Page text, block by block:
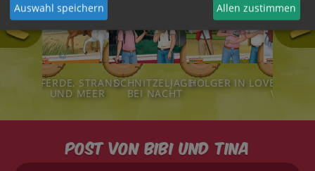
111 124
PFERDE, STRAND
UND MEER
123
SCHNITZELJAGD
BEI NACHT
122
HOLGER IN LOVE
Post von Bibi und Tina
Ihre
Auswahl speichern Allen zustimmen